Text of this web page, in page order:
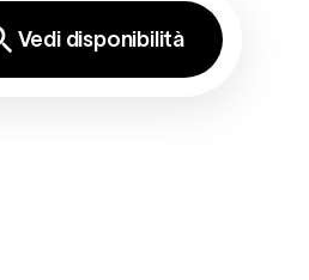
Vedi disponibilità